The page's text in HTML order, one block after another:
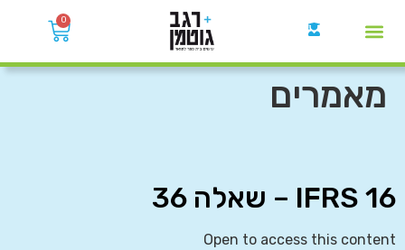
0
מאמרים
IFRS 16 – שאלה 36
Open to access this content